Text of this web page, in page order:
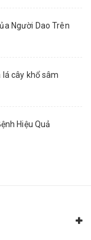
Người Dao Trên
lá cây khổ sâm
Hiệu Quả